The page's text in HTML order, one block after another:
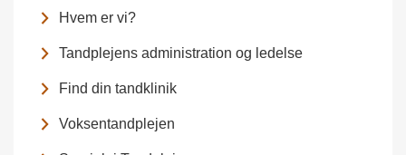
Hvem er vi?
Tandplejens administration og ledelse
Find din tandklinik
Voksentandplejen